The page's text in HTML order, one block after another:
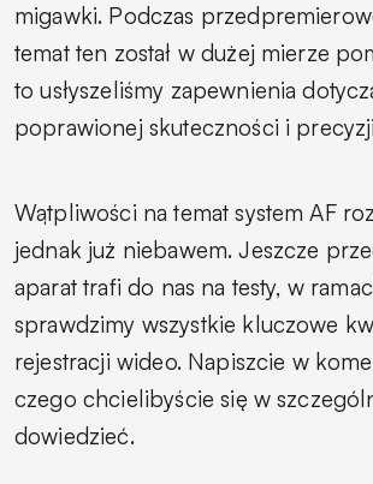
migawki. Podczas
temat ten został w dużej mierze
to usłyszeliśmy zapewnienia
poprawionej skuteczności i
Wątpliwości na temat system AF
jednak już niebawem. Jeszcze
aparat trafi do nas na testy, w
sprawdzimy wszystkie kluczowe
rejestracji wideo. Napiszcie w
czego chcielibyście się w
dowiedzieć.